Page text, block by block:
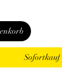
Sofortkauf